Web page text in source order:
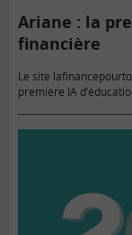
Ariane : la
financière
Le site
première IA